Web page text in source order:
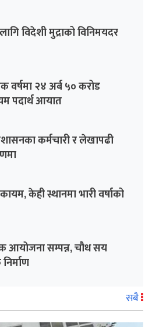
विदेशी मुद्राको विनिमयदर
वर्षमा २४ अर्ब ५० करोड
पदार्थ आयात
कर्मचारी र लेखापढी
केही स्थानमा भारी वर्षाको
आयोजना सम्पन्न, चौध सय
सबै